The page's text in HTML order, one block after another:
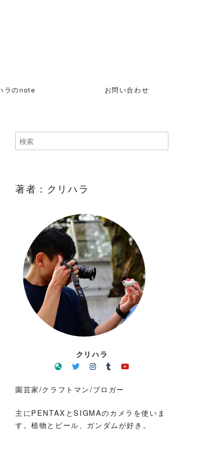
ラのnote お問い合わせ
著者：クリハラ
クリハラ
園芸家/クラフトマン/ブロガー
主にPENTAXとSIGMAのカメラを使いま
す。植物とビール、ガンダムが好き。